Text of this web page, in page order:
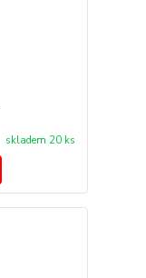
skladem 20 ks